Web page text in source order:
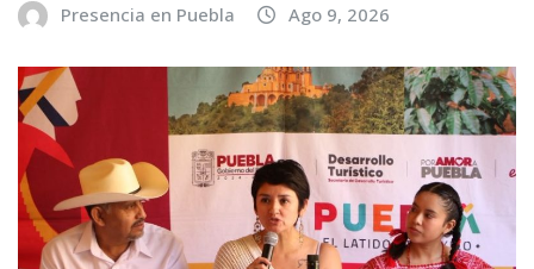
Presencia en Puebla Ago 9, 2026